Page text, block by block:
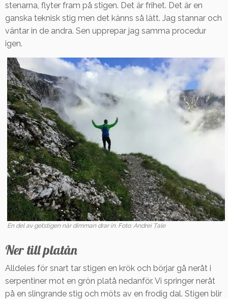
stenarna, flyter fram på stigen. Det är frihet. Det är en
ganska teknisk stig men det känns så lätt. Jag stannar och
väntar in de andra. Sen upprepar jag samma procedur
igen.
En del av getstigen när dimman drar in. Foto: Andrei Țale
Ner till platån
Alldeles för snart tar stigen en krök och börjar gå neråt i
serpentiner mot en grön platå nedanför. Vi springer neråt
på en slingrande stig och möts av en frodig dal. Stigen blir